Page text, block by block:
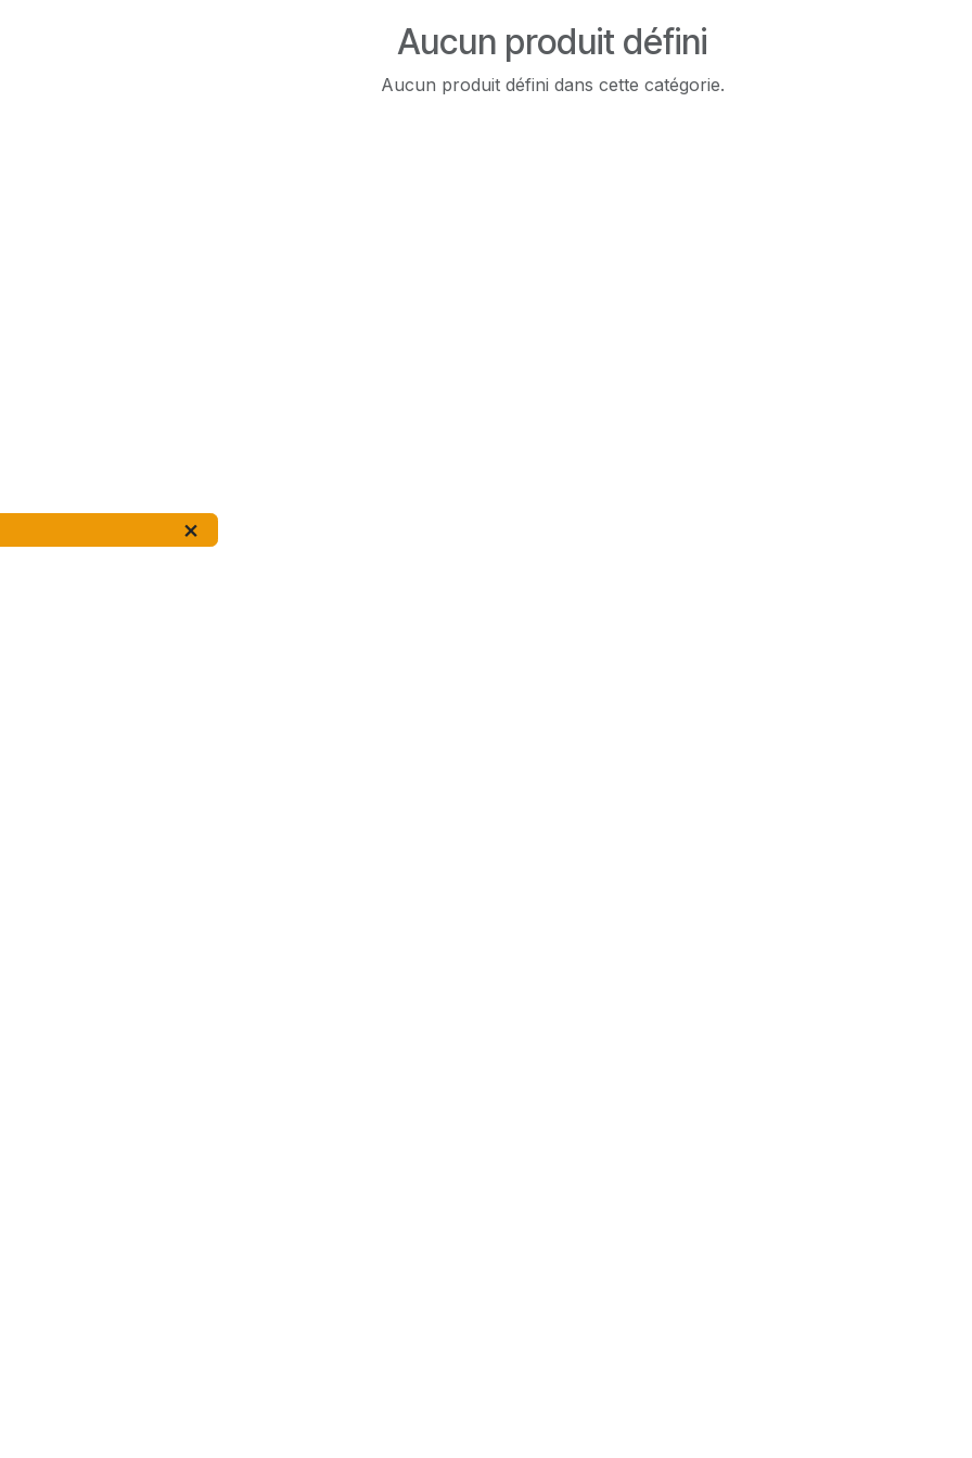
Aucun produit défini
Aucun produit défini dans cette catégorie.